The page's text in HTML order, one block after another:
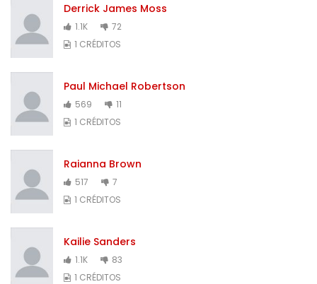
Derrick James Moss
1.1K
72
1 CRÉDITOS
Paul Michael Robertson
569
11
1 CRÉDITOS
Raianna Brown
517
7
1 CRÉDITOS
Kailie Sanders
1.1K
83
1 CRÉDITOS